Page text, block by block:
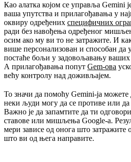
Као алатка којом се управља Gemini
ваша упутства и прилагођавања у
оквиру одређених специфичних
ради без навођења одређеног
осим ако му ви то не затражите. И
више персонализован и способан да
постаће бољи у задовољавању
А прилагођавања попут Gem-ова
већу контролу над доживљајем.
То значи да помоћу Gemini-ја можете
неки људи могу да се противе или
Важно је да запамтите да ти
ставове или мишљења Google-а.
мери зависе од онога што
што ви од њега направите.